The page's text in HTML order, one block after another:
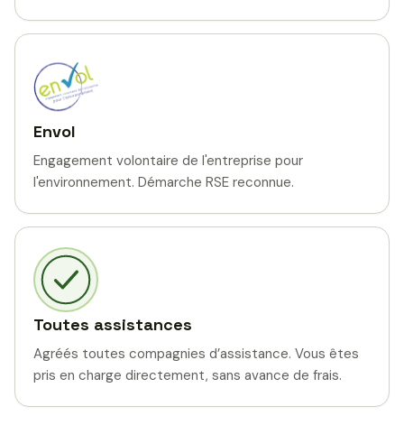
Envol
Engagement volontaire de l'entreprise pour
l'environnement. Démarche RSE reconnue.
Toutes assistances
Agréés toutes compagnies d’assistance. Vous êtes
pris en charge directement, sans avance de frais.